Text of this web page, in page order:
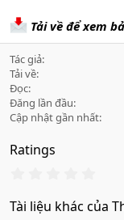
Tải về để xem
Tác giả
Tải về
Đọc
Đăng lần đầu
Cập nhật gần nhất
Ratings
0
0
Tài liệu khác của